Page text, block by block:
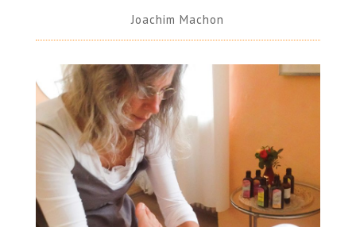
Joachim Machon